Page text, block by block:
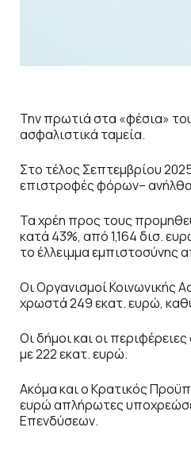
Την πρωτιά στα «φέσια»
ασφαλιστικά ταμεία.
Στο τέλος Σεπτεμβρίου
επιστροφές φόρων–
Τα χρέη προς τους
κατά 43%, από 1,164 δισ.
το έλλειμμα εμπιστοσύνης
Οι Οργανισμοί Κοινωνικής
χρωστά 249 εκατ. ευρώ,
Οι δήμοι και οι
με 222 εκατ. ευρώ.
Ακόμα και ο Κρατικός
ευρώ απλήρωτες
Επενδύσεων.